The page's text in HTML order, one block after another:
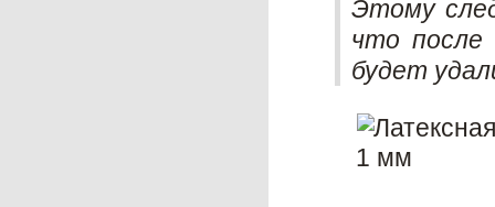
Этому
что после
будет